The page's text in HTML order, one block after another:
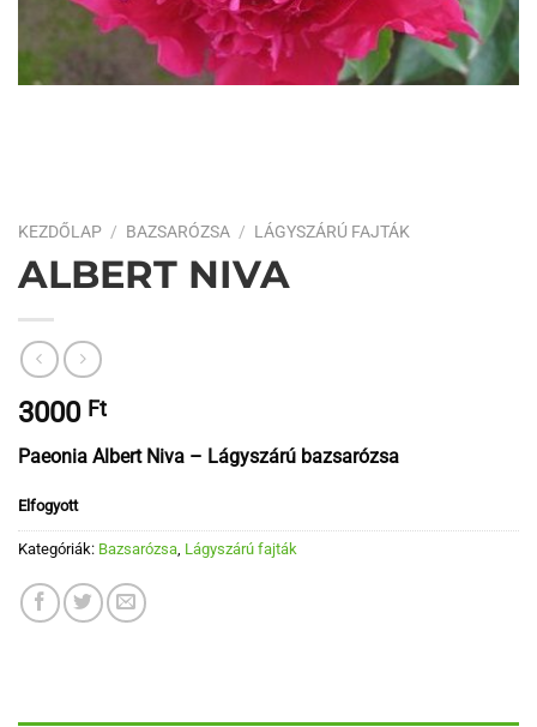
KEZDŐLAP / BAZSARÓZSA / LÁGYSZÁRÚ FAJTÁK
ALBERT NIVA
3000 Ft
Paeonia Albert Niva – Lágyszárú bazsarózsa
Elfogyott
Kategóriák: Bazsarózsa, Lágyszárú fajták